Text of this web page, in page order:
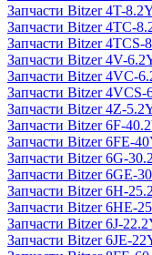
Запчасти Bitzer 4T-
Запчасти Bitzer 4TC-
Запчасти Bitzer 4TCS-
Запчасти Bitzer 4V-
Запчасти Bitzer 4VC-
Запчасти Bitzer 4VCS-
Запчасти Bitzer 4Z-
Запчасти Bitzer 6F-
Запчасти Bitzer 6FE-
Запчасти Bitzer 6G-
Запчасти Bitzer 6GE-
Запчасти Bitzer 6H-
Запчасти Bitzer 6HE-
Запчасти Bitzer 6J-
Запчасти Bitzer 6JE-